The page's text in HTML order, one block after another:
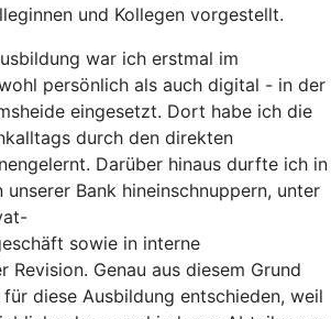
und Kollegen vorgestellt.
war ich erstmal im
persönlich als auch digital - in der
eingesetzt. Dort habe ich die
durch den direkten
Darüber hinaus durfte ich in
Bank hineinschnuppern, unter
sowie in interne
Revision. Genau aus diesem Grund
diese Ausbildung entschieden, weil